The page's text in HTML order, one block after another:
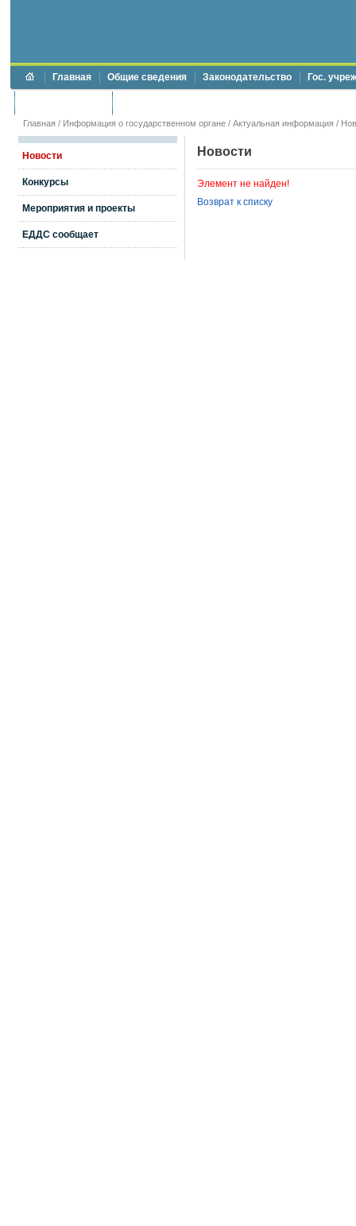
Главная Общие сведения Законодательство Гос.
Главная / Информация о государственном органе / Актуальная информация /
Новости
Конкурсы
Мероприятия и проекты
ЕДДС сообщает
Новости
Элемент не найден!
Возврат к списку